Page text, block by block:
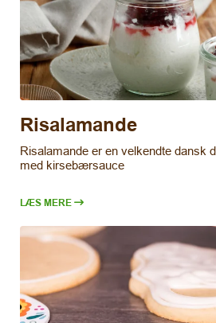
Risalamande
Risalamande er en velkendte dansk
med kirsebærsauce
LÆS MERE